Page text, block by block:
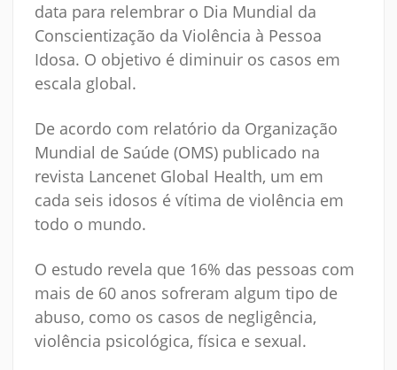
data para relembrar o Dia Mundial da
Conscientização da Violência à Pessoa
Idosa. O objetivo é diminuir os casos em
escala global.
De acordo com relatório da Organização
Mundial de Saúde (OMS) publicado na
revista Lancenet Global Health, um em
cada seis idosos é vítima de violência em
todo o mundo.
O estudo revela que 16% das pessoas com
mais de 60 anos sofreram algum tipo de
abuso, como os casos de negligência,
violência psicológica, física e sexual.